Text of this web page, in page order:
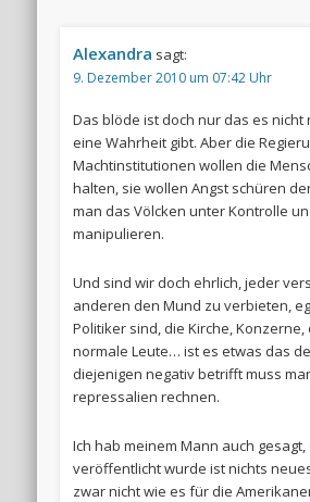
Alexandra sagt:
9. Dezember 2010 um 07:42 Uhr
Das blöde ist doch nur das es nicht
eine Wahrheit gibt. Aber die
Machtinstitutionen wollen die
halten, sie wollen Angst schüren
man das Völcken unter Kontrolle
manipulieren.
Und sind wir doch ehrlich, jeder
anderen den Mund zu verbieten,
Politiker sind, die Kirche,
normale Leute… ist es etwas das
diejenigen negativ betrifft muss
repressalien rechnen.
Ich hab meinem Mann auch
veröffentlicht wurde ist nichts
zwar nicht wie es für die